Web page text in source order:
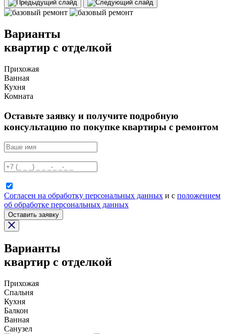
Варианты
квартир с отделкой
Прихожая
Ванная
Кухня
Комната
Оставьте заявку и получите подробную
консультацию по покупке квартиры с ремонтом
Согласен на обработку персональных данных и с положением
об обработке персональных данных
Оставить заявку
Варианты
квартир с отделкой
Прихожая
Спальня
Кухня
Балкон
Ванная
Санузел